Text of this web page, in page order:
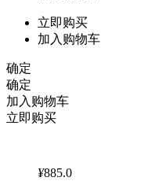
立即购买
加入购物车
确定
确定
加入购物车
立即购买
¥885.0